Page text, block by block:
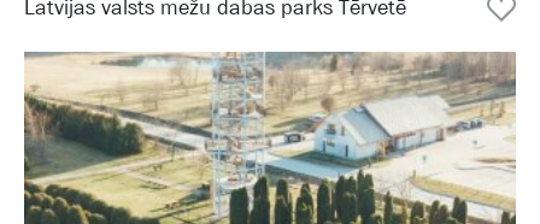
Latvijas valsts mežu dabas parks Tērvetē